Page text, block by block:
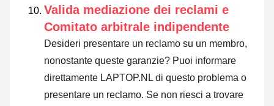
Valida mediazione dei reclami e
Comitato arbitrale indipendente
Desideri presentare un reclamo su un membro,
nonostante queste garanzie? Puoi informare
direttamente LAPTOP.NL di questo problema o
presentare un reclamo. Se non riesci a trovare